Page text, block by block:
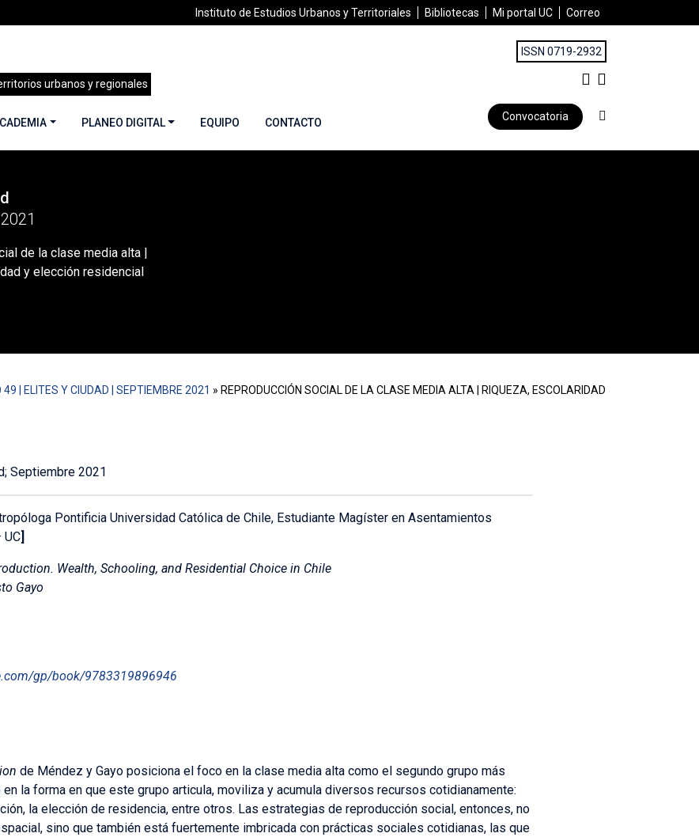
Instituto de Estudios Urbanos y Territoriales Bibliotecas Mi portal UC Correo
urbanos y regionales
ISSN 0719-2932
PLANEO DIGITAL EQUIPO CONTACTO Convocatoria
| Elites y ciudad | Septiembre 2021
de la clase media alta |
y elección residencial
49 | ELITES Y CIUDAD | SEPTIEMBRE 2021 » REPRODUCCIÓN SOCIAL DE LA CLASE MEDIA ALTA | RIQUEZA, ESCOLARIDAD
Septiembre 2021
Pontificia Universidad Católica de Chile, Estudiante Magíster en Asentamientos
UC]
Wealth, Schooling, and Residential Choice in Chile
Gayo
gp/book/9783319896946
de Méndez y Gayo posiciona el foco en la clase media alta como el segundo grupo más
la forma en que este grupo articula, moviliza y acumula diversos recursos cotidianamente:
la elección de residencia, entre otros. Las estrategias de reproducción social, entonces, no
sino que también está fuertemente imbricada con prácticas sociales cotidianas, las que